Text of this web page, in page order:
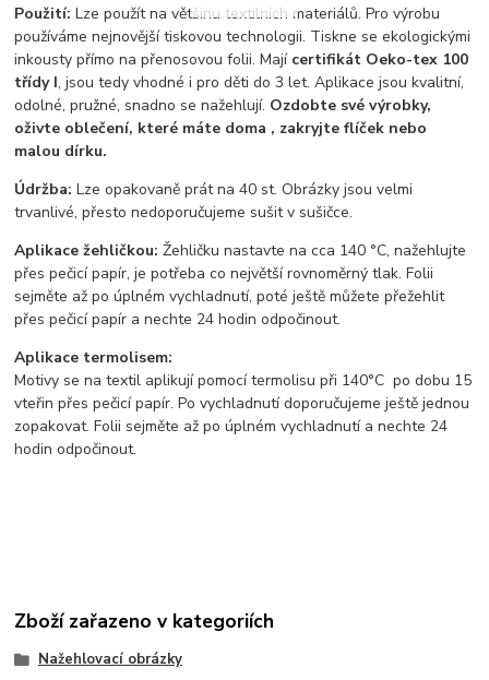
Použití: Lze použít na většinu textilních materiálů. Pro výrobu
používáme nejnovější tiskovou technologii. Tiskne se ekologickými
inkousty přímo na přenosovou folii. Mají certifikát Oeko-tex 100
třídy I, jsou tedy vhodné i pro děti do 3 let. Aplikace jsou kvalitní,
odolné, pružné, snadno se nažehlují. Ozdobte své výrobky,
oživte oblečení, které máte doma , zakryjte flíček nebo
malou dírku.
Údržba:Lze opakovaně prát na 40 st. Obrázky jsou velmi
trvanlivé, přesto nedoporučujeme sušit v sušičce.
Aplikace žehličkou:Žehličku nastavte na cca 140 °C, nažehlujte
přes pečicí papír, je potřeba co největší rovnoměrný tlak. Folii
sejměte až po úplném vychladnutí, poté ještě můžete přežehlit
přes pečicí papír a nechte 24 hodin odpočinout.
Aplikace termolisem:
Motivy se na textil aplikují pomocí termolisu při 140°C po dobu 15
vteřin přes pečicí papír. Po vychladnutí doporučujeme ještě jednou
zopakovat. Folii sejměte až po úplném vychladnutí a nechte 24
hodin odpočinout.
Zboží zařazeno v kategoriích
Nažehlovací obrázky